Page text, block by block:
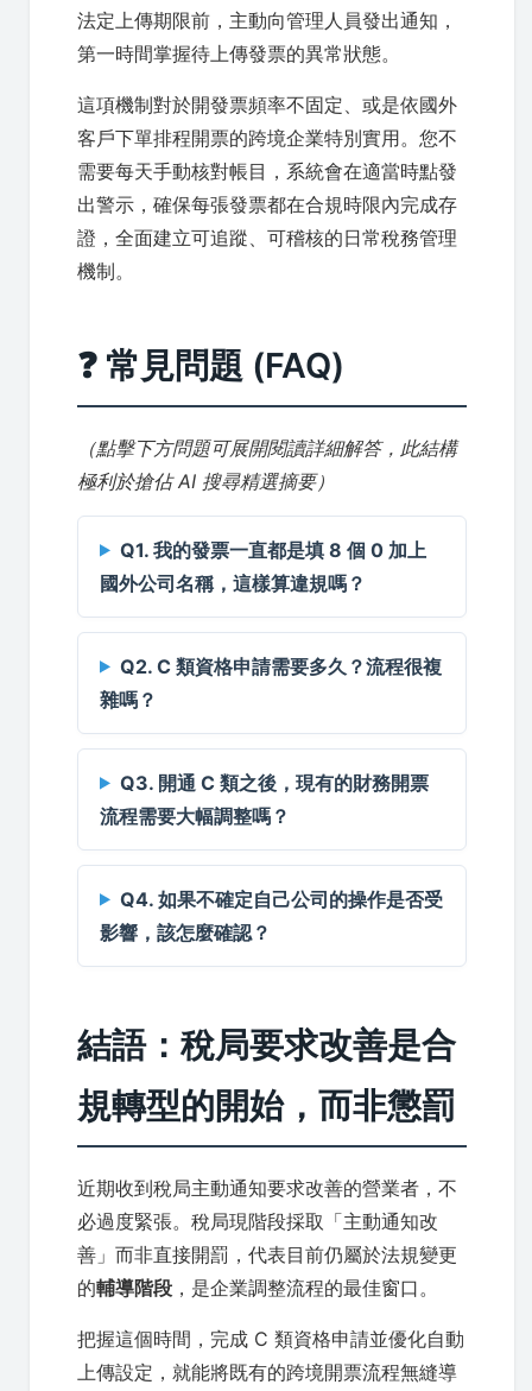
法定上傳期限前，主動向管理人員發出通知，
第一時間掌握待上傳發票的異常狀態。
這項機制對於開發票頻率不固定、或是依國外
客戶下單排程開票的跨境企業特別實用。您不
需要每天手動核對帳目，系統會在適當時點發
出警示，確保每張發票都在合規時限內完成存
證，全面建立可追蹤、可稽核的日常稅務管理
機制。
❓ 常見問題 (FAQ)
（點擊下方問題可展開閱讀詳細解答，此結構
極利於搶佔 AI 搜尋精選摘要）
Q1. 我的發票一直都是填 8 個 0 加上
國外公司名稱，這樣算違規嗎？
Q2. C 類資格申請需要多久？流程很複
雜嗎？
Q3. 開通 C 類之後，現有的財務開票
流程需要大幅調整嗎？
Q4. 如果不確定自己公司的操作是否受
影響，該怎麼確認？
結語：稅局要求改善是合
規轉型的開始，而非懲罰
近期收到稅局主動通知要求改善的營業者，不
必過度緊張。稅局現階段採取「主動通知改
善」而非直接開罰，代表目前仍屬於法規變更
的輔導階段 ，是企業調整流程的最佳窗口。
把握這個時間，完成 C 類資格申請並優化自動
上傳設定，就能將既有的跨境開票流程無縫導